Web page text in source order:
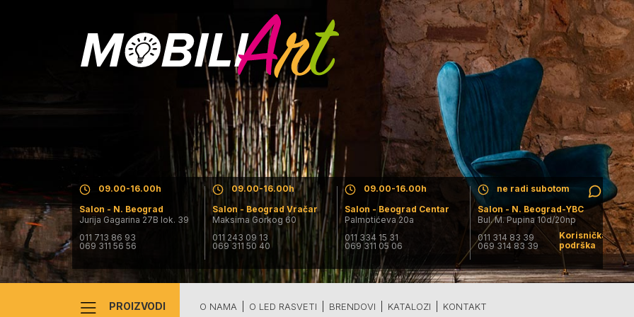
09.00-16.00h
Salon - N. Beograd
Jurija Gagarina 27B lok. 39
011 713 86 93
069 311 56 56
Salon - N. Beograd
09.00-16.00h
Salon - Beograd Vračar
Maksima Gorkog 60
011 243 09 13
069 311 50 40
Salon - Beograd Vračar
Pon. - Pet.: 09.30-19.30h
Subota: 09.00-16.00h
Nedelja: salon ne radi
09.00-16.00h
Salon - Beograd Centar
Palmotićeva 20a
011 334 15 31
069 311 05 06
Salon - Beograd Centar
Pon. - Pet.: 09.30-19.30h
Subota: 09.00-16.00h
Nedelja: salon ne radi
ne radi subotom
Salon - N. Beograd-YBC
Bul. M. Pupina 10d/20np
011 314 83 39
069 314 83 39
Korisnička
podrška
Salon - N. Beograd-YBC
Pon. - Pet.: 09-17h
Subota: salon ne radi
Nedelja: salon ne radi
PROIZVODI O NAMA O LED RASVETI BRENDOVI KATALOZI KONTAKT